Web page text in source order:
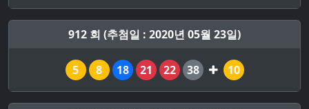
912 회 (추첨일 : 2020년 05월 23일)
5 8 18 21 22 38 10